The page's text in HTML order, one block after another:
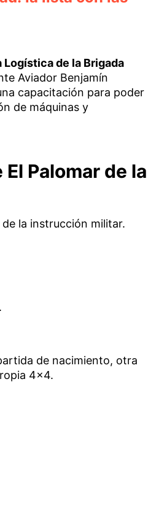
Logística de la Brigada
Aviador Benjamín
capacitación para poder
de máquinas y
Palomar de la
la instrucción militar.
de nacimiento, otra
4×4.